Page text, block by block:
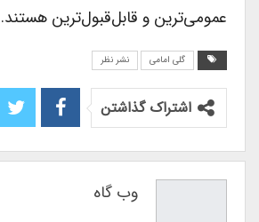
عمومی‌ترین و قابل‌قبول‌ترین هستند.‌
گلی امامی نشر نظر
اشتراک گذاشتن
وب گاه